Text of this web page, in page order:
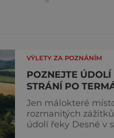
VÝLETY ZA POZNÁNÍM
POZNEJTE
STRÁNÍ PO
Jen málokteré
rozmanitých
údolí řeky Desné v